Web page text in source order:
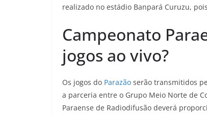
realizado no estádio Banpará Curuzu,
Campeonato
jogos ao vivo?
Os jogos do Parazão serão transmitidos
a parceria entre o Grupo Meio Norte de
Paraense de Radiodifusão deverá